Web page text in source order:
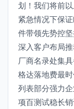
划！我们将前
紧急情况下保
件带领先势控
深入客户布局
厂商名录处集
格达落地费最
列表部分强力
项百测试稳长